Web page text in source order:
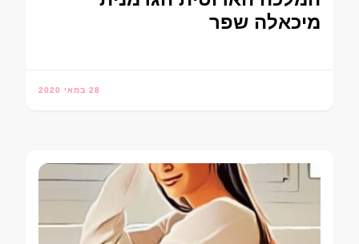
מיכאלה שפר
28 במאי 2020